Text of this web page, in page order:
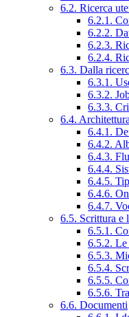
6.2. Ricerca
6.2.1.
6.2.2.
6.2.3.
6.2.4.
6.3. Dalla
6.3.1.
6.3.2.
6.3.3.
6.4.
6.4.1.
6.4.2.
6.4.3.
6.4.4.
6.4.5.
6.4.6.
6.4.7.
6.5. Scrittura e
6.5.1.
6.5.2. Le
6.5.3.
6.5.4.
6.5.5.
6.5.6.
6.6. Documenti